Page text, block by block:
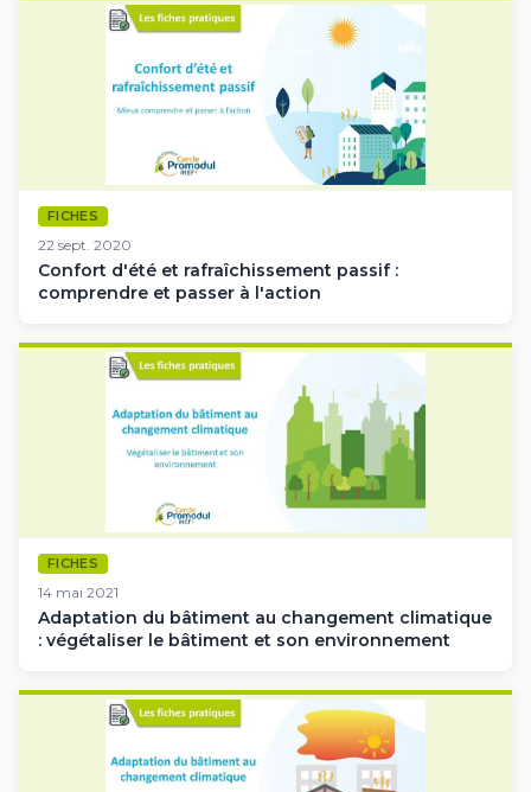
FICHES
22 sept. 2020
Confort d'été et rafraîchissement passif :
comprendre et passer à l'action
FICHES
14 mai 2021
Adaptation du bâtiment au changement climatique
: végétaliser le bâtiment et son environnement